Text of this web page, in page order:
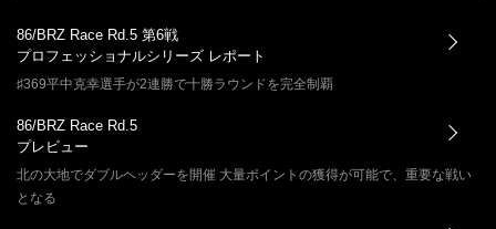
86/BRZ Race Rd.5 第6戦
プロフェッショナルシリーズ レポート
♯369平中克幸選手が2連勝で十勝ラウンドを完全制覇
86/BRZ Race Rd.5
プレビュー
北の大地でダブルヘッダーを開催 大量ポイントの獲得が可能で、重要な戦い
となる